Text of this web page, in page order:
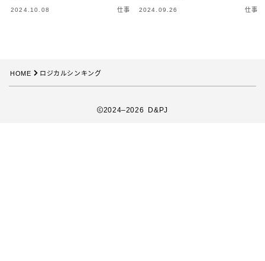
2024.10.08 仕事 2024.09.26 仕事
HOME ロジカルシンキング
2024–2026 D&PJ